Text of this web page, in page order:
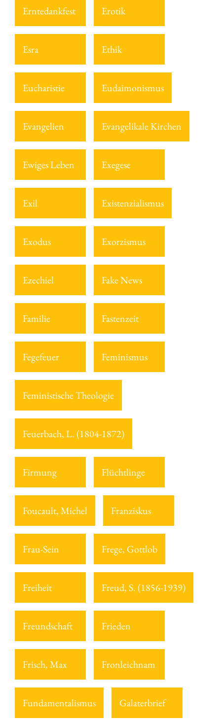
Erntedankfest Erotik
Esra Ethik
Eucharistie Eudaimonismus
Evangelien Evangelikale Kirchen
Ewiges Leben Exegese
Exil Existenzialismus
Exodus Exorzismus
Ezechiel Fake News
Familie Fastenzeit
Fegefeuer Feminismus
Feministische Theologie
Feuerbach, L. (1804-1872)
Firmung Flüchtlinge
Foucault, Michel Franziskus
Frau-Sein Frege, Gottlob
Freiheit Freud, S. (1856-1939)
Freundschaft Frieden
Frisch, Max Fronleichnam
Fundamentalismus Galaterbrief